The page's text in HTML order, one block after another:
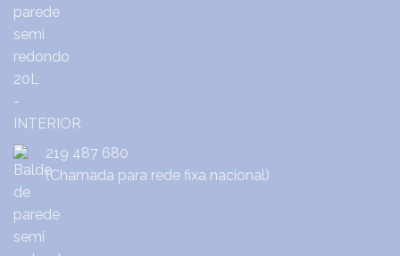
219 487 680
(Chamada para rede fixa nacional)